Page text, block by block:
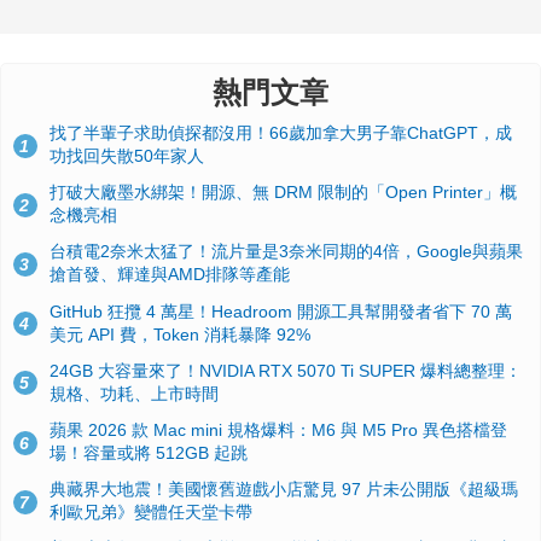
熱門文章
1
找了半輩子求助偵探都沒用！66歲加拿大男子靠ChatGPT，成
功找回失散50年家人
2
打破大廠墨水綁架！開源、無 DRM 限制的「Open Printer」概
念機亮相
3
台積電2奈米太猛了！流片量是3奈米同期的4倍，Google與蘋果
搶首發、輝達與AMD排隊等產能
4
GitHub 狂攬 4 萬星！Headroom 開源工具幫開發者省下 70 萬
美元 API 費，Token 消耗暴降 92%
5
24GB 大容量來了！NVIDIA RTX 5070 Ti SUPER 爆料總整理：
規格、功耗、上市時間
6
蘋果 2026 款 Mac mini 規格爆料：M6 與 M5 Pro 異色搭檔登
場！容量或將 512GB 起跳
7
典藏界大地震！美國懷舊遊戲小店驚見 97 片未公開版《超級瑪
利歐兄弟》變體任天堂卡帶